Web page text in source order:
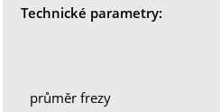
Technické parametry:
průměr frezy